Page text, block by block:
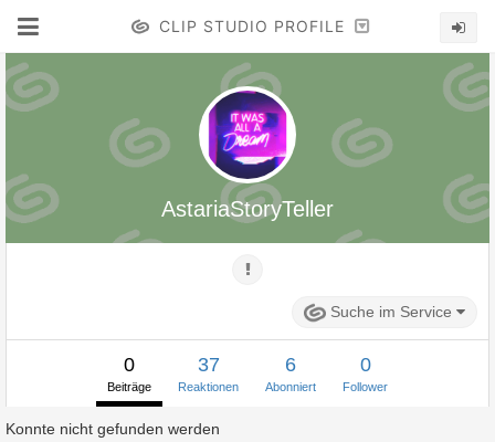
CLIP STUDIO PROFILE
AstariaStoryTeller
Suche im Service
0
Beiträge
37
Reaktionen
6
Abonniert
0
Follower
Konnte nicht gefunden werden